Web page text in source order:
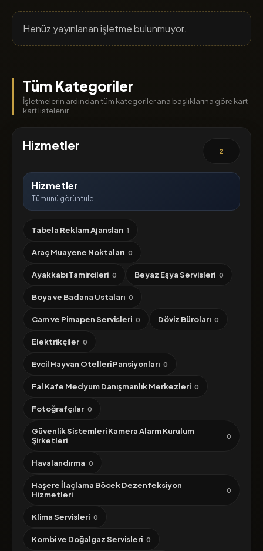
Henüz yayınlanan işletme bulunmuyor.
Tüm Kategoriler
İşletmelerin ardından tüm kategoriler ana başlıklarına göre kart
kart listelenir.
Hizmetler 2
Hizmetler
Tümünü görüntüle
Tabela Reklam Ajansları 1
Araç Muayene Noktaları 0
Ayakkabı Tamircileri 0 Beyaz Eşya Servisleri 0
Boya ve Badana Ustaları 0
Cam ve Pimapen Servisleri 0 Döviz Büroları 0
Elektrikçiler 0
Evcil Hayvan Otelleri Pansiyonları 0
Fal Kafe Medyum Danışmanlık Merkezleri 0
Fotoğrafçılar 0
Güvenlik Sistemleri Kamera Alarm Kurulum
Şirketleri
0
Havalandırma 0
Haşere İlaçlama Böcek Dezenfeksiyon
Hizmetleri
0
Klima Servisleri 0
Kombi ve Doğalgaz Servisleri 0